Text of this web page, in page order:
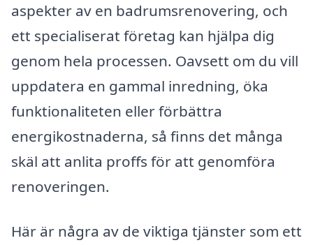
aspekter av en badrumsrenovering, och
ett specialiserat företag kan hjälpa dig
genom hela processen. Oavsett om du vill
uppdatera en gammal inredning, öka
funktionaliteten eller förbättra
energikostnaderna, så finns det många
skäl att anlita proffs för att genomföra
renoveringen.
Här är några av de viktiga tjänster som ett